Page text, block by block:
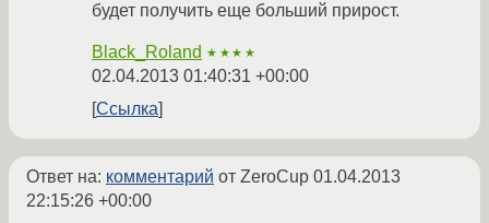
будет получить еще больший прирост.
Black_Roland ★★★★
02.04.2013 01:40:31 +00:00
Ссылка
Ответ на: комментарий от ZeroCup 01.04.2013
22:15:26 +00:00